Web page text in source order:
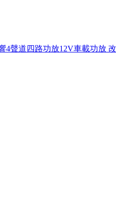
4聲道四路功放12V車載功放